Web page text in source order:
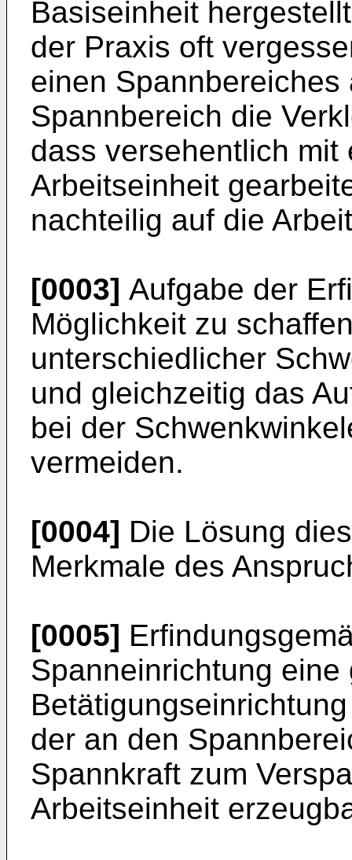
Basiseinheit
der Praxis oft
einen
Spannbereich die
dass versehentlich
Arbeitseinheit
nachteilig auf die
[0003] Aufgabe der
Möglichkeit zu
unterschiedlicher
und gleichzeitig das
bei der
vermeiden.
[0004] Die Lösung
Merkmale des
[0005]
Spanneinrichtung eine
der an den
Spannkraft zum
Arbeitseinheit